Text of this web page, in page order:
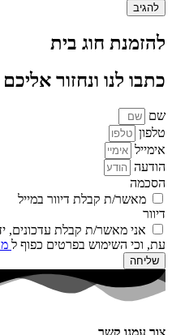
להזמנת חוג בית
כתבו לנו ונחזור
שם
טלפון
אימייל
הודעה
הסכמה
מאשר/ת קבלת דיוור במייל
דיוור
אני מאשר/ת קבלת עדכונים,
עת, וכי השימוש בפרטים כפוף ל
שליחה
צור עמנו קשר